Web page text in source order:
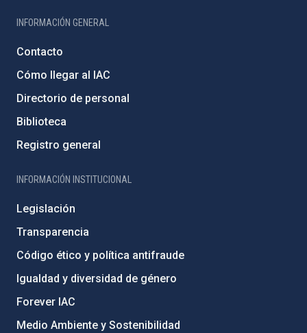
INFORMACIÓN GENERAL
Contacto
Cómo llegar al IAC
Directorio de personal
Biblioteca
Registro general
INFORMACIÓN INSTITUCIONAL
Legislación
Transparencia
Código ético y política antifraude
Igualdad y diversidad de género
Forever IAC
Medio Ambiente y Sostenibilidad